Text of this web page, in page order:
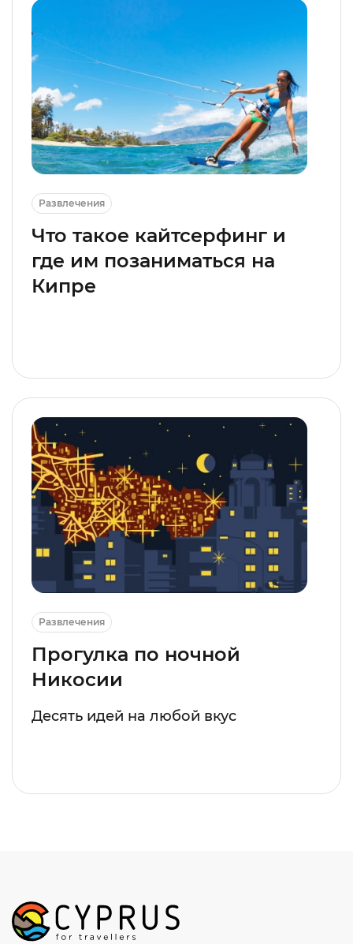
Развлечения
Что такое кайтсерфинг и
где им позаниматься на
Кипре
Развлечения
Прогулка по ночной
Никосии
Десять идей на любой вкус